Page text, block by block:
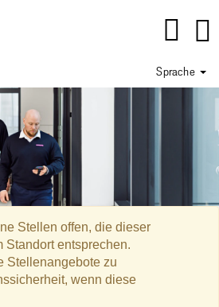
Sprache
Stellen offen, die dieser
Standort entsprechen.
Stellenangebote zu
wenn diese